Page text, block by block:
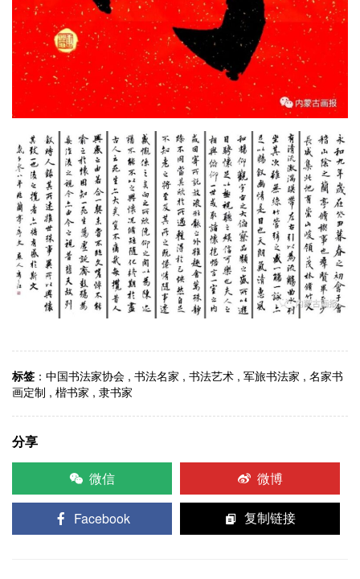
标签 ： 中国书法家协会 , 书法名家 , 书法艺术 , 军旅书法家 , 名家书
画定制 , 楷书家 , 隶书家
分享
微信
微博
Facebook 复制链接